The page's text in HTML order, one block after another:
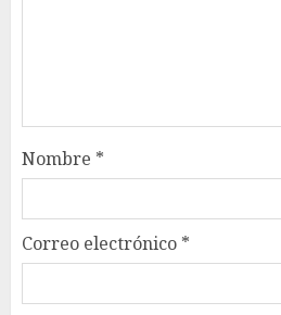
Nombre *
Correo electrónico *